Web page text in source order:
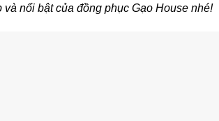
và nổi bật của đồng phục Gạo House nhé!